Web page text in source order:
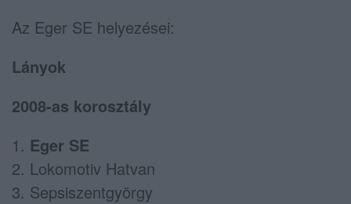
Az Eger SE helyezései:
Lányok
2008-as korosztály
1. Eger SE
2. Lokomotiv Hatvan
3. Sepsiszentgyörgy